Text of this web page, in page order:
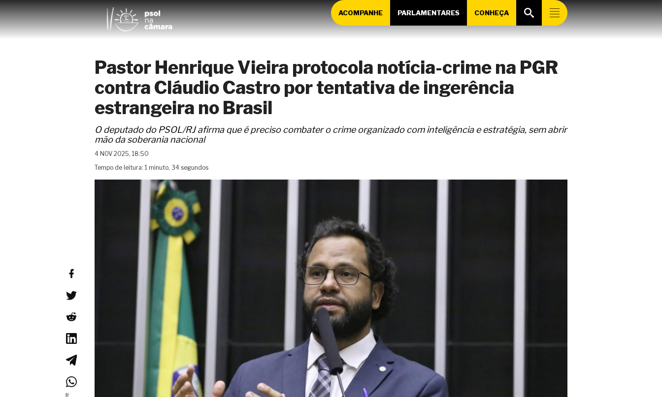
ACOMPANHE PARLAMENTARES CONHEÇA
Pastor Henrique Vieira protocola notícia-crime na PGR
contra Cláudio Castro por tentativa de ingerência
estrangeira no Brasil
O deputado do PSOL/RJ afirma que é preciso combater o crime organizado com inteligência e estratégia, sem abrir
mão da soberania nacional
4 NOV 2025, 18:50
Tempo de leitura: 1 minuto, 34 segundos